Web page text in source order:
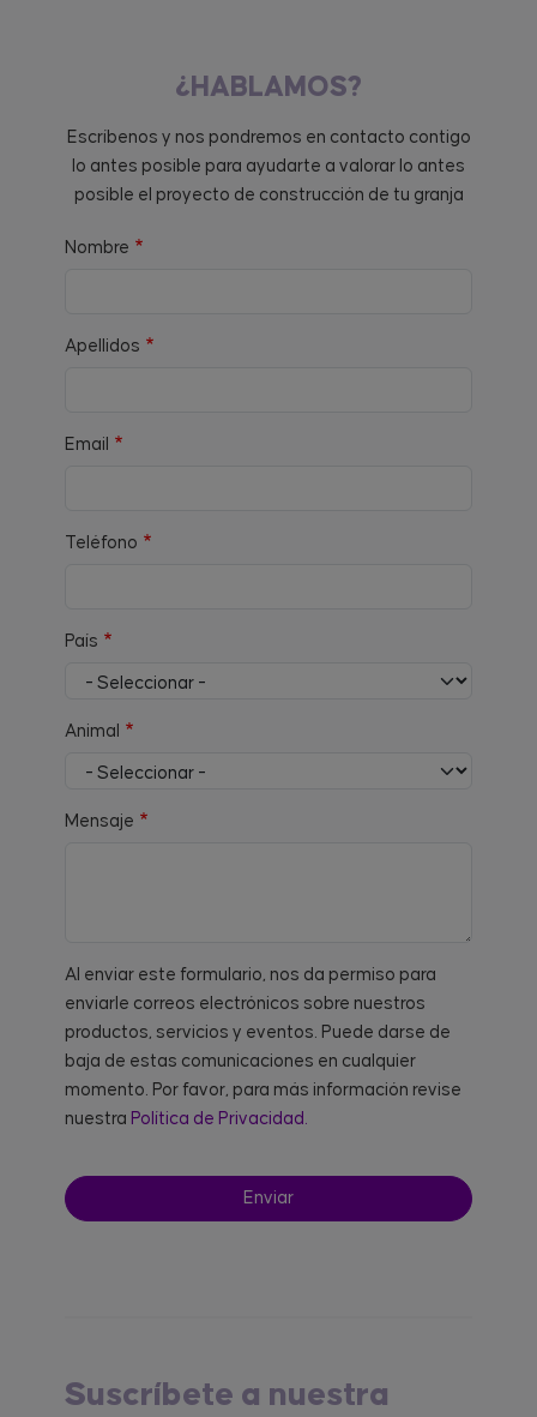
¿HABLAMOS?
Escríbenos y nos pondremos en contacto contigo
lo antes posible para ayudarte a valorar lo antes
posible el proyecto de construcción de tu granja
Nombre
Apellidos
Email
Teléfono
País
Animal
Mensaje
Al enviar este formulario, nos da permiso para
enviarle correos electrónicos sobre nuestros
productos, servicios y eventos. Puede darse de
baja de estas comunicaciones en cualquier
momento. Por favor, para más información revise
nuestra Política de Privacidad.
Suscríbete a nuestra